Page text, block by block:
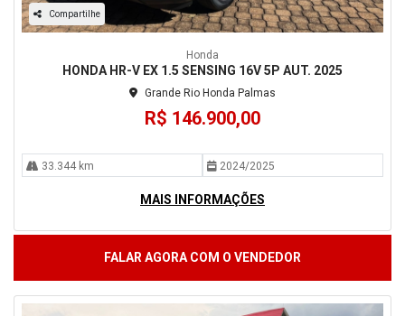
Compartilhe
Honda
HONDA HR-V EX 1.5 SENSING 16V 5P AUT. 2025
Grande Rio Honda Palmas
R$ 146.900,00
33.344 km 2024/2025
MAIS INFORMAÇÕES
FALAR AGORA COM O VENDEDOR